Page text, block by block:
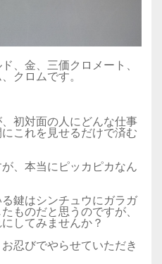
、金、三価クロメート、
クロムです。
初対面の人にどんな仕事
これを見せるだけで済む
、本当にピッカピカなん
鍵はシンチュウにガラガ
ものだと思うのですが、
してみませんか？
忍びでやらせていただき